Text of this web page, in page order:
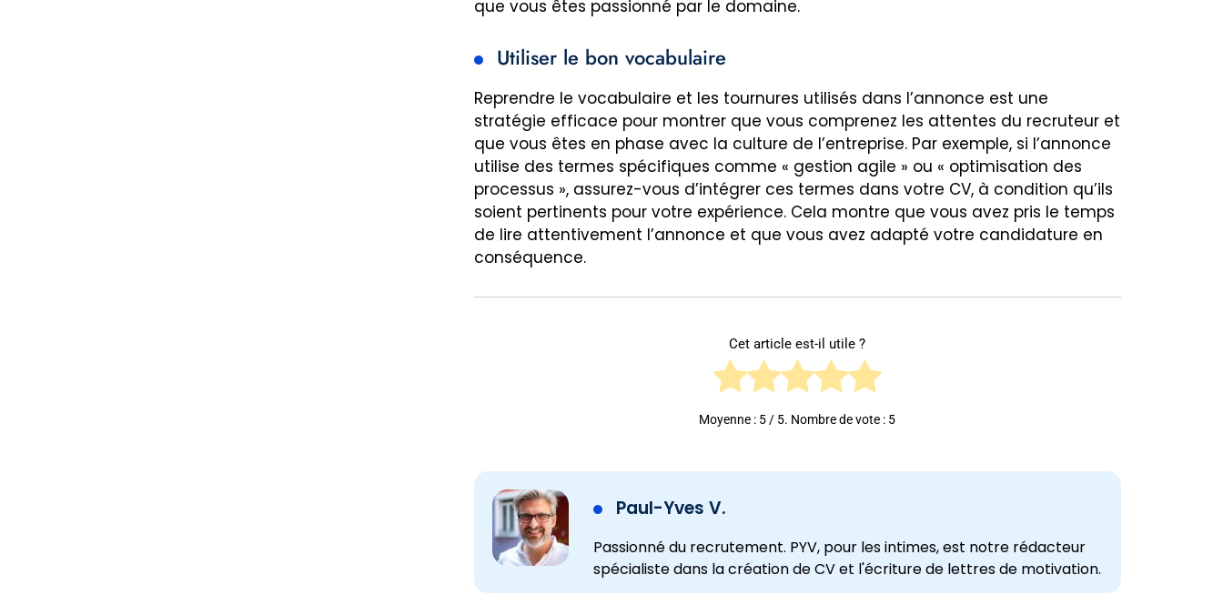
que vous êtes passionné par le domaine.
Utiliser le bon vocabulaire
Reprendre le vocabulaire et les tournures utilisés dans l’annonce est une
stratégie efficace pour montrer que vous comprenez les attentes du recruteur et
que vous êtes en phase avec la culture de l’entreprise. Par exemple, si l’annonce
utilise des termes spécifiques comme « gestion agile » ou « optimisation des
processus », assurez-vous d’intégrer ces termes dans votre CV, à condition qu’ils
soient pertinents pour votre expérience. Cela montre que vous avez pris le temps
de lire attentivement l’annonce et que vous avez adapté votre candidature en
conséquence.
Cet article est-il utile ?
Moyenne : 5 / 5. Nombre de vote : 5
Paul-Yves V.
Passionné du recrutement. PYV, pour les intimes, est notre rédacteur
spécialiste dans la création de CV et l'écriture de lettres de motivation.